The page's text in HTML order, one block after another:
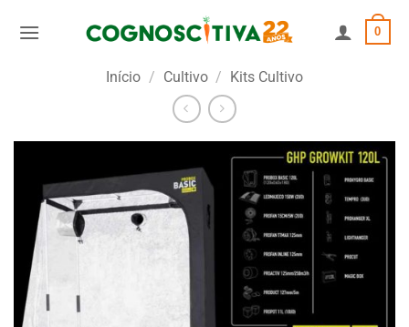
0
Início / Cultivo / Kits Cultivo